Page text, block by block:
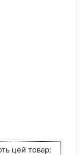
цей товар: